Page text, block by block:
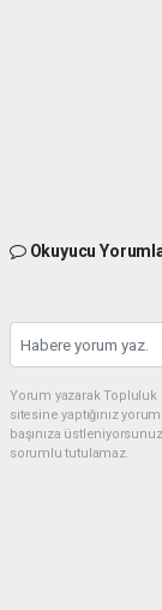
Okuyucu
Yorum yazarak Topluluk
sitesine yaptığınız
başınıza
sorumlu tutulamaz.